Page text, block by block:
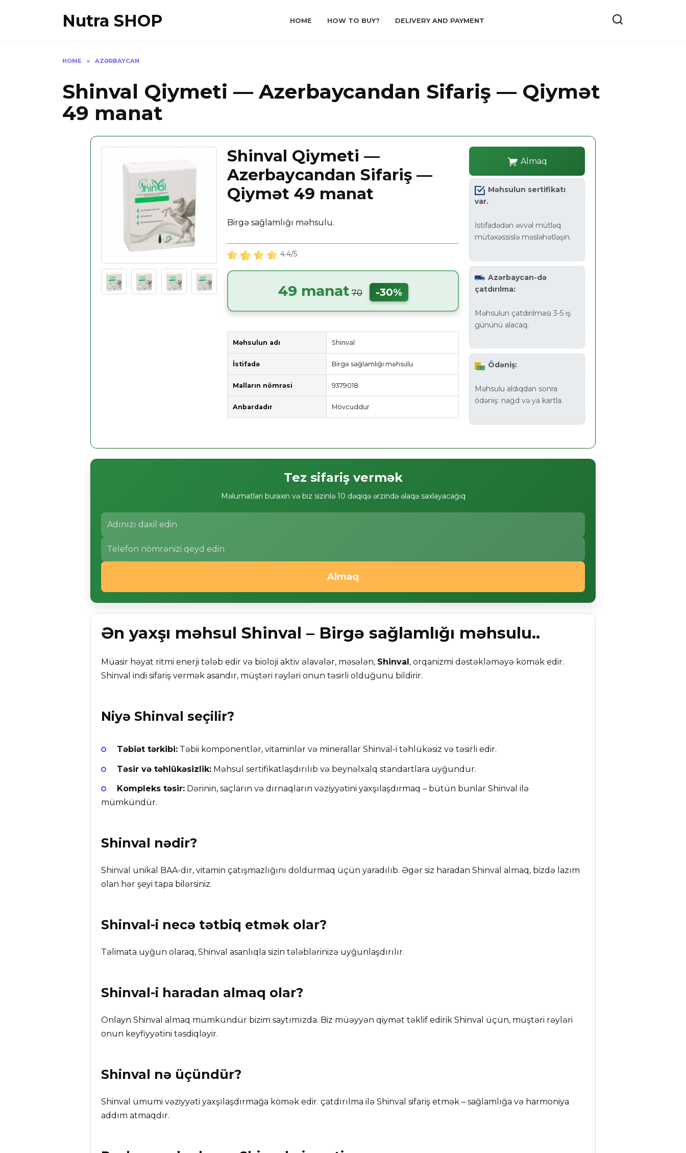
Nutra SHOP HOME HOW TO BUY? DELIVERY AND PAYMENT
HOME » AZƏRBAYCAN
Shinval Qiymeti — Azerbaycandan Sifariş — Qiymət
49 manat
Shinval Qiymeti —
Azerbaycandan Sifariş —
Qiymət 49 manat
Birgə sağlamlığı məhsulu.
4.4/5
49 manat 70 -30%
Məhsulun adı Shinval
İstifadə Birgə sağlamlığı məhsulu.
Malların nömrəsi 9379018
Anbardadır Mövcuddur
Almaq
Məhsulun sertifikatı
var.
İstifadədən əvvəl mütləq
mütəxəssislə məsləhətləşin.
Azərbaycan-də
çatdırılma:
Məhsulun çatdırılması 3-5 iş
gününü alacaq.
Ödəniş:
Məhsulu aldıqdan sonra
ödəniş: nağd və ya kartla.
Tez sifariş vermək
Məlumatları buraxın və biz sizinlə 10 dəqiqə ərzində əlaqə saxlayacağıq
Almaq
Ən yaxşı məhsul Shinval – Birgə sağlamlığı məhsulu..
Müasir həyat ritmi enerji tələb edir və bioloji aktiv əlavələr, məsələn, Shinval , orqanizmi dəstəkləməyə kömək edir.
Shinval indi sifariş vermək asandır, müştəri rəyləri onun təsirli olduğunu bildirir.
Niyə Shinval seçilir?
Təbiət tərkibi:Təbii komponentlər, vitaminlər və minerallar Shinval-i təhlükəsiz və təsirli edir.
Təsir və təhlükəsizlik:Məhsul sertifikatlaşdırılıb və beynəlxalq standartlara uyğundur.
Kompleks təsir:Dərinin, saçların və dırnaqların vəziyyətini yaxşılaşdırmaq – bütün bunlar Shinval ilə
mümkündür.
Shinval nədir?
Shinval unikal BAA-dır, vitamin çatışmazlığını doldurmaq üçün yaradılıb. Əgər siz haradan Shinval almaq, bizdə lazım
olan hər şeyi tapa bilərsiniz.
Shinval-i necə tətbiq etmək olar?
Təlimata uyğun olaraq, Shinval asanlıqla sizin tələblərinizə uyğunlaşdırılır.
Shinval-i haradan almaq olar?
Onlayn Shinval almaq mümkündür bizim saytımızda. Biz müəyyən qiymət təklif edirik Shinval üçün, müştəri rəyləri
onun keyfiyyətini təsdiqləyir.
Shinval nə üçündür?
Shinval ümumi vəziyyəti yaxşılaşdırmağa kömək edir. çatdırılma ilə Shinval sifariş etmək – sağlamlığa və harmoniya
addım atmaqdır.